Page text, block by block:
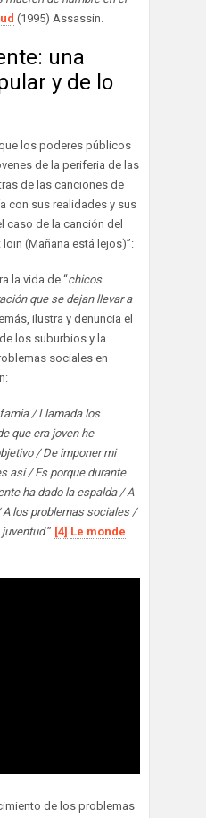
(1995) Assassin.
una
y de lo
los poderes públicos
de la periferia de las
de las canciones de
con sus realidades y sus
caso de la canción del
loin (Mañana está lejos)”:
la vida de “chicos
que se dejan llevar a
ilustra y denuncia el
los suburbios y la
sociales en
/ Llamada los
que era joven he
/ De imponer mi
así / Es porque durante
ha dado la espalda / A
los problemas sociales /
juventud”.[4] Le monde
de los problemas